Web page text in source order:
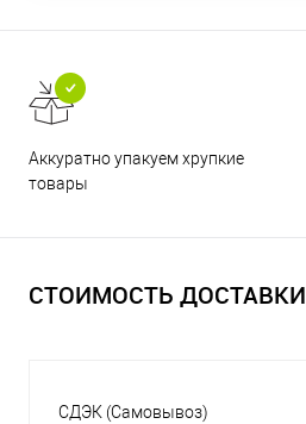
Аккуратно упакуем хрупкие
товары
СТОИМОСТЬ ДОСТАВКИ
СДЭК (Самовывоз)